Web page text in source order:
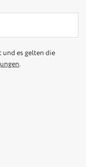
und es gelten die
.